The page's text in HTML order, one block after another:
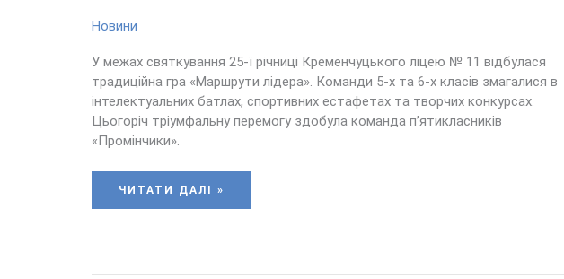
Новини
У межах святкування 25-ї річниці Кременчуцького ліцею № 11 відбулася
традиційна гра «Маршрути лідера». Команди 5-х та 6-х класів змагалися в
інтелектуальних батлах, спортивних естафетах та творчих конкурсах.
Цьогоріч тріумфальну перемогу здобула команда п’ятикласників
«Промінчики».
ЧИТАТИ ДАЛІ »